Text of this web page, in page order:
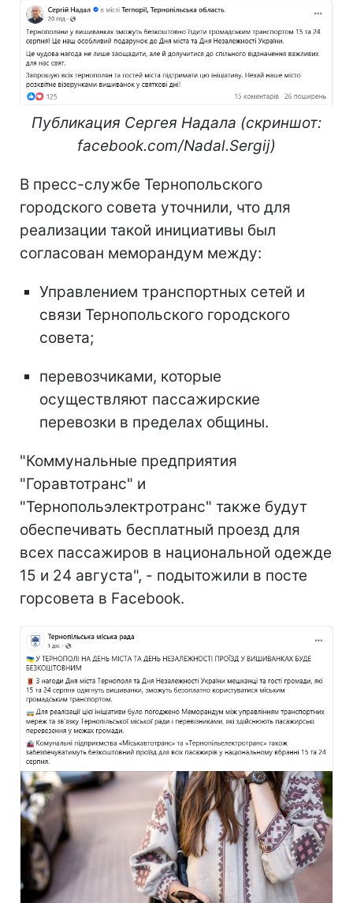
Публикация Сергея Надала (скриншот:
facebook.com/Nadal.Sergij)
В пресс-службе Тернопольского
городского совета уточнили, что для
реализации такой инициативы был
согласован меморандум между:
Управлением транспортных сетей и
связи Тернопольского городского
совета;
перевозчиками, которые
осуществляют пассажирские
перевозки в пределах общины.
"Коммунальные предприятия
"Горавтотранс" и
"Тернопольэлектротранс" также будут
обеспечивать бесплатный проезд для
всех пассажиров в национальной одежде
15 и 24 августа", - подытожили в посте
горсовета в Facebook.